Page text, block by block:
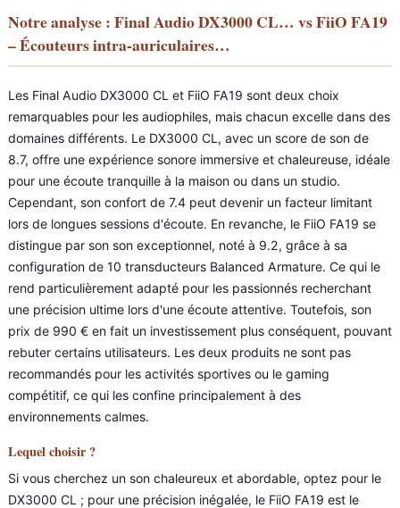
Notre analyse : Final Audio DX3000 CL… vs FiiO FA19
– Écouteurs intra-auriculaires…
Les Final Audio DX3000 CL et FiiO FA19 sont deux choix
remarquables pour les audiophiles, mais chacun excelle dans des
domaines différents. Le DX3000 CL, avec un score de son de
8.7, offre une expérience sonore immersive et chaleureuse, idéale
pour une écoute tranquille à la maison ou dans un studio.
Cependant, son confort de 7.4 peut devenir un facteur limitant
lors de longues sessions d'écoute. En revanche, le FiiO FA19 se
distingue par son son exceptionnel, noté à 9.2, grâce à sa
configuration de 10 transducteurs Balanced Armature. Ce qui le
rend particulièrement adapté pour les passionnés recherchant
une précision ultime lors d'une écoute attentive. Toutefois, son
prix de 990 € en fait un investissement plus conséquent, pouvant
rebuter certains utilisateurs. Les deux produits ne sont pas
recommandés pour les activités sportives ou le gaming
compétitif, ce qui les confine principalement à des
environnements calmes.
Lequel choisir ?
Si vous cherchez un son chaleureux et abordable, optez pour le
DX3000 CL ; pour une précision inégalée, le FiiO FA19 est le